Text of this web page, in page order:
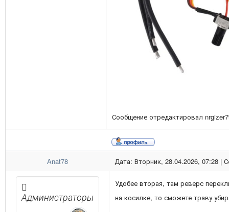
Сообщение отредактировал
Anat78 Дата: Вторник, 28.04.2026, 07:28 |
Администраторы
Удобее вторая, там реверс
на косилке, то сможете траву